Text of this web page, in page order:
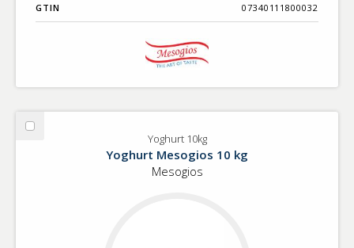
GTIN 07340111800032
Välj
Yoghurt 10kg
Yoghurt Mesogios 10 kg
Mesogios